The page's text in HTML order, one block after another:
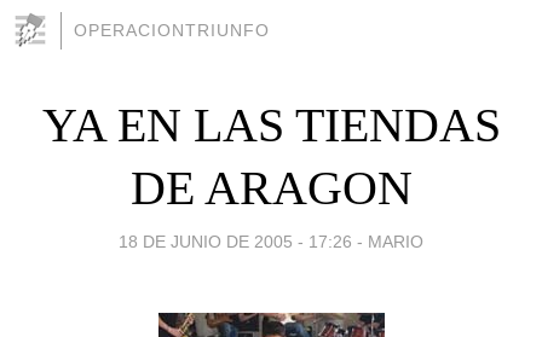
OPERACIONTRIUNFO
YA EN LAS TIENDAS
DE ARAGON
18 DE JUNIO DE 2005 - 17:26 - MARIO